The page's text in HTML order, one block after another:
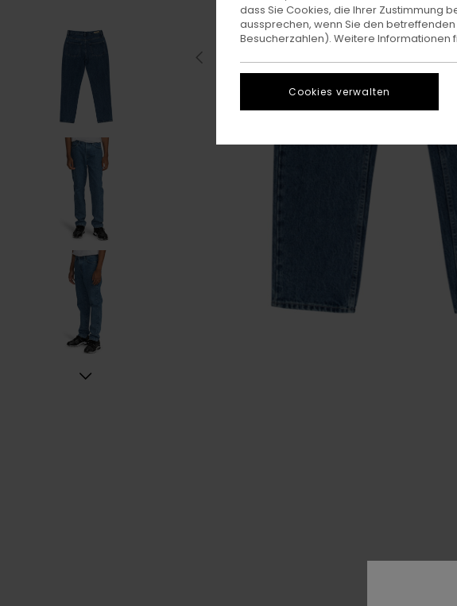
dass Sie Cookies, die Ihrer Zustimmung
aussprechen, wenn Sie den
Besucherzahlen). Weitere Informationen
Cookies verwalten